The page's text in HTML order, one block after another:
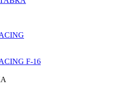
F-16